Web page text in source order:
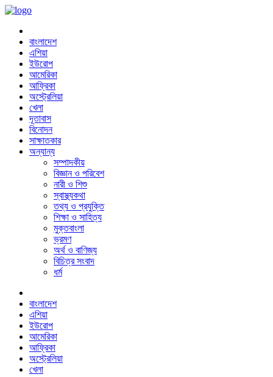
বাংলাদেশ
এশিয়া
ইউরোপ
আমেরিকা
আফ্রিকা
অস্ট্রেলিয়া
খেলা
দূতাবাস
বিনোদন
সাক্ষাতকার
অন্যান্য
সম্পাদকীয়
বিজ্ঞান ও পরিবেশ
নারী ও শিশু
স্বাস্থ্যকথা
তথ্য ও প্রযুক্তি
শিক্ষা ও সাহিত্য
মুক্তবাংলা
ভ্রমণ
অর্থ ও বাণিজ্য
বিচিত্র সংবাদ
ধর্ম
বাংলাদেশ
এশিয়া
ইউরোপ
আমেরিকা
আফ্রিকা
অস্ট্রেলিয়া
খেলা